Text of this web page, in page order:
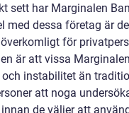
sett har Marginalen
med dessa företag är
för
är att vissa
instabilitet än
att noga
de väljer att